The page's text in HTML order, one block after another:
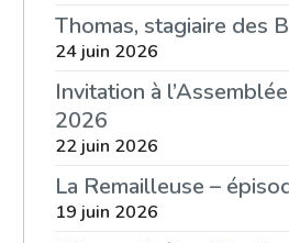
Thomas, stagiaire des
24 juin 2026
Invitation à
2026
22 juin 2026
La Remailleuse –
19 juin 2026